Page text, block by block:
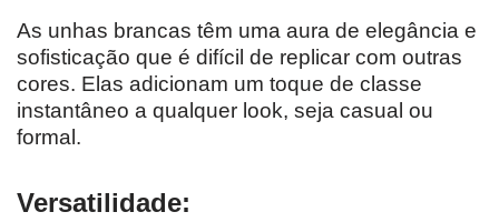
As unhas brancas têm uma aura de elegância e
sofisticação que é difícil de replicar com outras
cores. Elas adicionam um toque de classe
instantâneo a qualquer look, seja casual ou
formal.
Versatilidade: